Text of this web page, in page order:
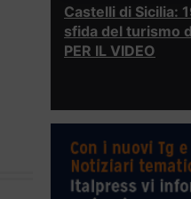
Castelli di Sicilia:
sfida del turismo
PER IL VIDEO